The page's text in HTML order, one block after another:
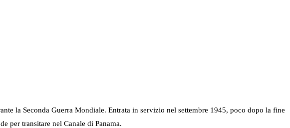
la Seconda Guerra Mondiale. Entrata in servizio nel settembre 1945, poco dopo la fine
per transitare nel Canale di Panama.